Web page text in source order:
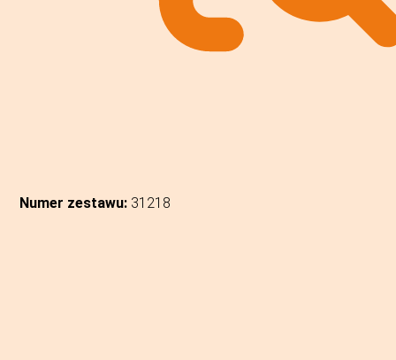
Numer zestawu: 31218